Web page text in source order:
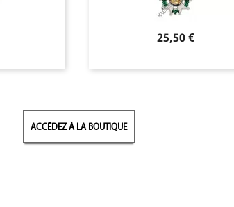
Prix
25,50 €
ACCÉDEZ À LA BOUTIQUE